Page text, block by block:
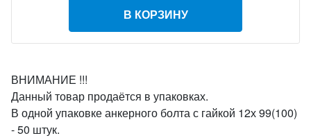
В КОРЗИНУ
ВНИМАНИЕ !!!
Данный товар продаётся в упаковках.
В одной упаковке анкерного болта с гайкой 12х 99(100)
- 50 штук.